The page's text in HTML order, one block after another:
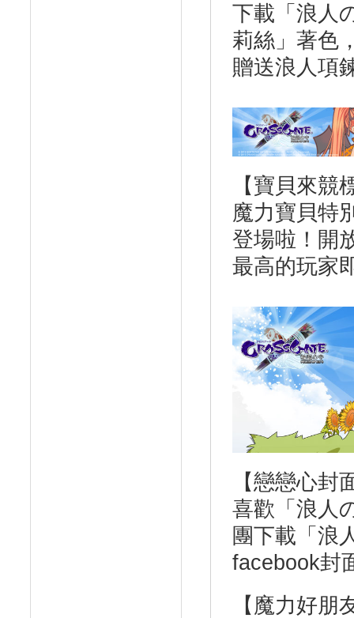
下載「浪人
莉絲」著色
贈送浪人項
【寶貝來競
魔力寶貝特
登場啦！開
最高的玩家
【戀戀心封
喜歡「浪人
團下載「浪
facebook封
【魔力好朋